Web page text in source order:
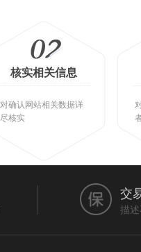
核实相关信息
对确认网站相关数据详
尽核实
交
描